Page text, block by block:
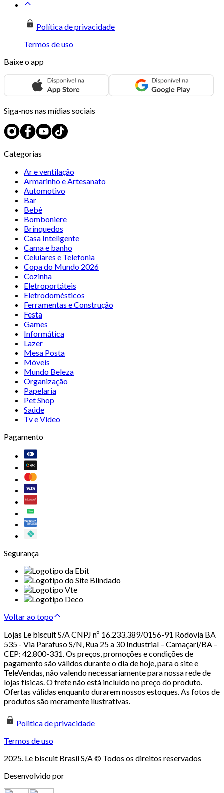
Política de privacidade
Termos de uso
Baixe o app
Siga-nos nas mídias sociais
Categorias
Ar e ventilação
Armarinho e Artesanato
Automotivo
Bar
Bebê
Bomboniere
Brinquedos
Casa Inteligente
Cama e banho
Celulares e Telefonia
Copa do Mundo 2026
Cozinha
Eletroportáteis
Eletrodomésticos
Ferramentas e Construção
Festa
Games
Informática
Lazer
Mesa Posta
Móveis
Mundo Beleza
Organização
Papelaria
Pet Shop
Saúde
Tv e Vídeo
Pagamento
Segurança
Voltar ao topo
Lojas Le biscuit S/A CNPJ nº 16.233.389/0156-91 Rodovia BA
535 - Via Parafuso S/N, Rua 25 a 30 Industrial – Camaçari/BA –
CEP: 42.800-331. Os preços, promoções e condições de
pagamento são válidos durante o dia de hoje, para o site e
TeleVendas, não valendo necessariamente para nossa rede de
lojas físicas. O frete não está incluído no preço do produto.
Ofertas válidas enquanto durarem nossos estoques. As fotos de
produtos são meramente ilustrativas.
Politica de privacidade
Termos de uso
2025. Le biscuit Brasil S/A © Todos os direitos reservados
Desenvolvido por